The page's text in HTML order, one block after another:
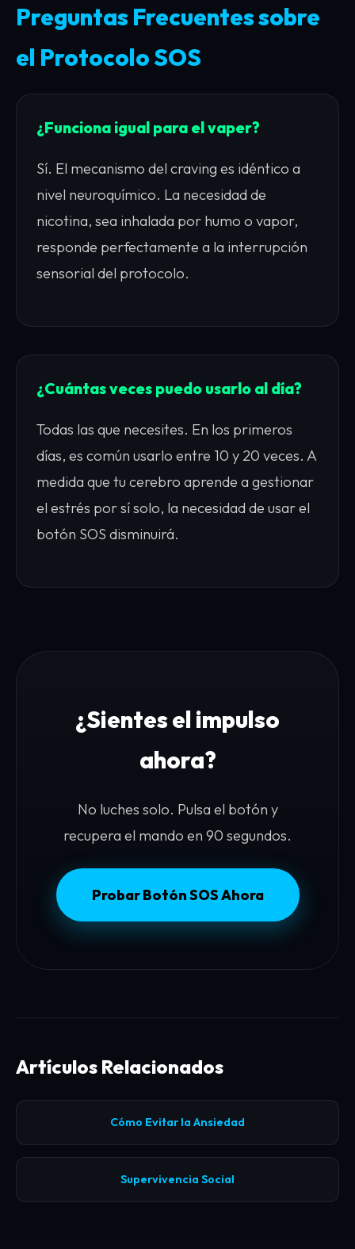
Preguntas Frecuentes sobre
el Protocolo SOS
¿Funciona igual para el vaper?
Sí. El mecanismo del craving es idéntico a
nivel neuroquímico. La necesidad de
nicotina, sea inhalada por humo o vapor,
responde perfectamente a la interrupción
sensorial del protocolo.
¿Cuántas veces puedo usarlo al día?
Todas las que necesites. En los primeros
días, es común usarlo entre 10 y 20 veces. A
medida que tu cerebro aprende a gestionar
el estrés por sí solo, la necesidad de usar el
botón SOS disminuirá.
¿Sientes el impulso
ahora?
No luches solo. Pulsa el botón y
recupera el mando en 90 segundos.
Probar Botón SOS Ahora
Artículos Relacionados
Cómo Evitar la Ansiedad
Supervivencia Social